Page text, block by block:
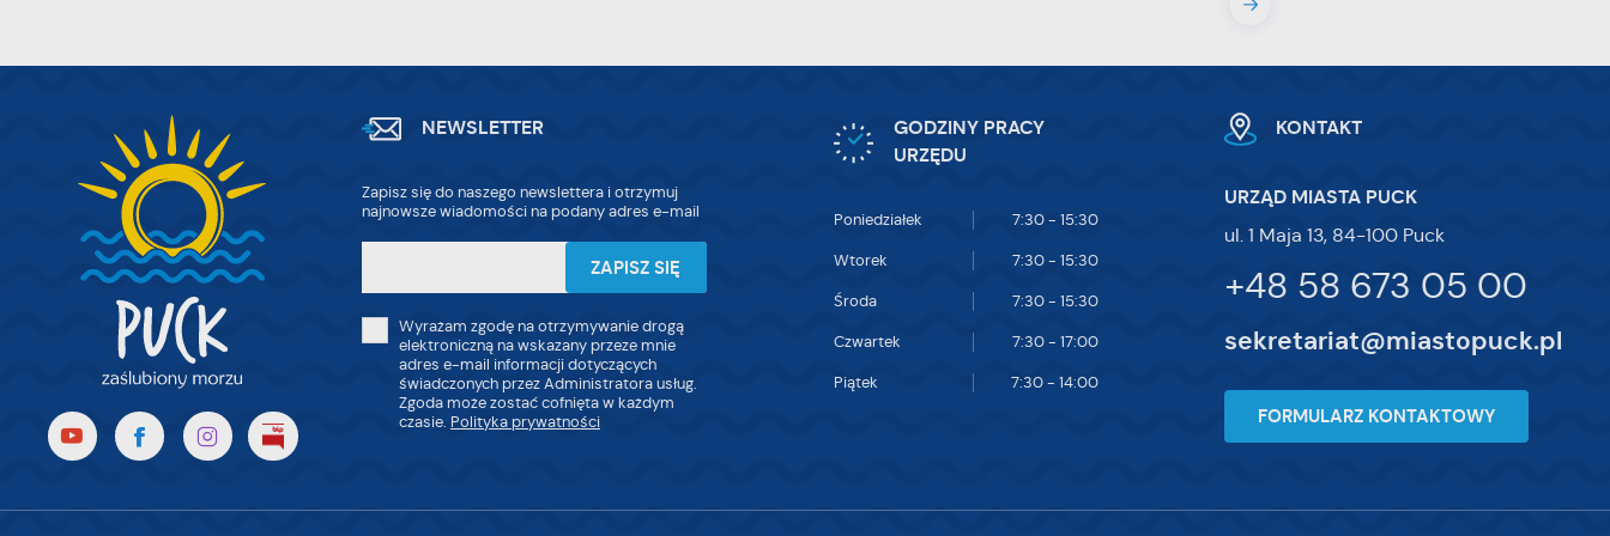
NEWSLETTER
Zapisz się do naszego newslettera i otrzymuj
najnowsze wiadomości na podany adres e-mail
Wyrażam zgodę na otrzymywanie drogą
elektroniczną na wskazany przeze mnie
adres e-mail informacji dotyczących
świadczonych przez Administratora usług.
Zgoda może zostać cofnięta w każdym
czasie. Polityka prywatności
GODZINY PRACY
URZĘDU
Poniedziałek 7:30 - 15:30
Wtorek 7:30 - 15:30
Środa 7:30 - 15:30
Czwartek 7:30 - 17:00
Piątek 7:30 - 14:00
KONTAKT
URZĄD MIASTA PUCK
ul. 1 Maja 13, 84-100 Puck
+48 58 673 05 00
sekretariat@miastopuck.pl
FORMULARZ KONTAKTOWY
witryny internetowej. Treści promocyjne mogą pojawić się na stronach podmiotów
ofert, komunikatów mediów społecznościowych.